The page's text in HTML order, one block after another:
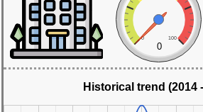
0 100
0
Historical trend (2014